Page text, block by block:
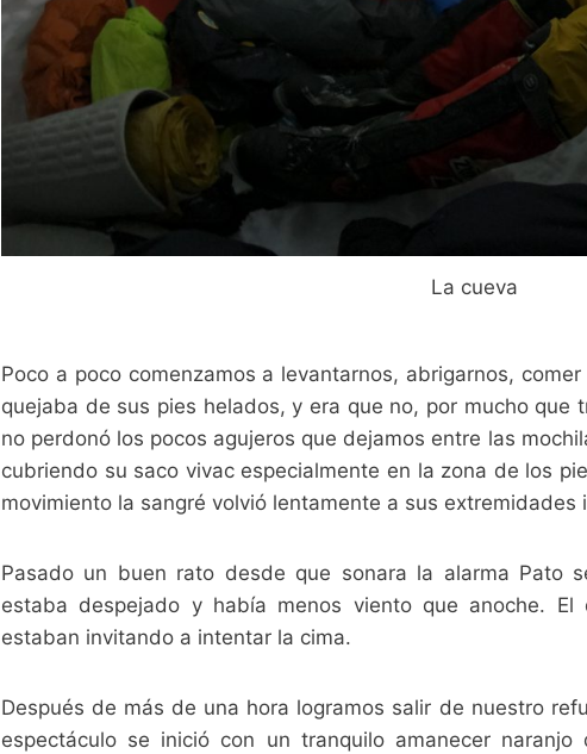
La cueva
Poco a poco comenzamos a levantarnos, abrigarnos,
quejaba de sus pies helados, y era que no, por mucho que
no perdonó los pocos agujeros que dejamos entre las
cubriendo su saco vivac especialmente en la zona de los
movimiento la sangré volvió lentamente a sus
Pasado un buen rato desde que sonara la alarma Pato
estaba despejado y había menos viento que anoche.
estaban invitando a intentar la cima.
Después de más de una hora logramos salir de nuestro
espectáculo se inició con un tranquilo amanecer